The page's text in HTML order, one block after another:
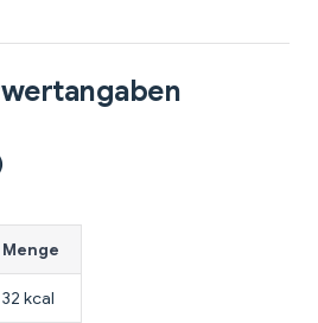
Menge
32 kcal